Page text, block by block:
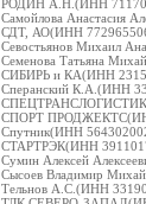
РОДИН А.Н.(ИНН
Самойлова Анастасия
СДТ, АО(ИНН
Севостьянов Михаил
Семенова Татьяна
СИБИРЬ и КА(ИНН
Сперанский К.А.(ИНН
СПОРТ
Спутник(ИНН
СТАРТРЭК(ИНН
Сумин Алексей
Сысоев Владимир
Тельнов А.С.(ИНН